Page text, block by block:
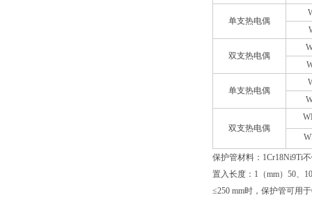
单支热电偶
双支热电偶
单支热电偶
双支热电偶
保护管材料：1Cr18Ni9Ti
置入长度：1（mm）50、
≤250 mm时，保护管可用